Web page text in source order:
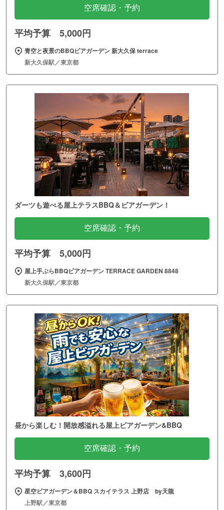
空席確認・予約
平均予算 5,000円
青空と夜景のBBQビアガーデン 新大久保 terrace
新大久保駅／東京都
ダーツも遊べる屋上テラスBBQ＆ビアガーデン！
空席確認・予約
平均予算 5,000円
屋上手ぶらBBQビアガーデン TERRACE GARDEN 8848
新大久保駅／東京都
昼から楽しむ！開放感溢れる屋上ビアガーデン&BBQ
空席確認・予約
平均予算 3,600円
星空ビアガーデン＆BBQ スカイテラス 上野店 by天龍
上野駅／東京都